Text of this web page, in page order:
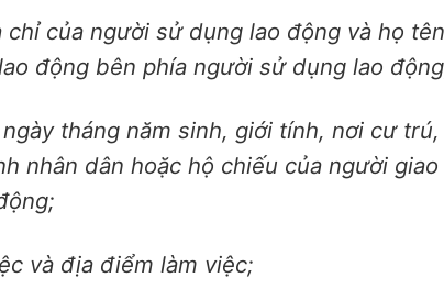
chỉ của người sử dụng lao động và họ
động bên phía người sử dụng lao
tháng năm sinh, giới tính, nơi cư
nhân dân hoặc hộ chiếu của người
và địa điểm làm việc;